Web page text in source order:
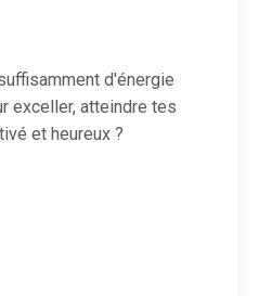
d'énergie
exceller, atteindre tes
et heureux ?